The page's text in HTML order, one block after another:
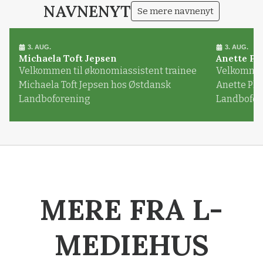
NAVNENYT Se mere navnenyt
3. AUG.
Michaela Toft Jepsen
Velkommen til økonomiassistent trainee
Michaela Toft Jepsen hos Østdansk
Landboforening
3. AUG.
Anette
Anette
MERE FRA L-
MEDIEHUS